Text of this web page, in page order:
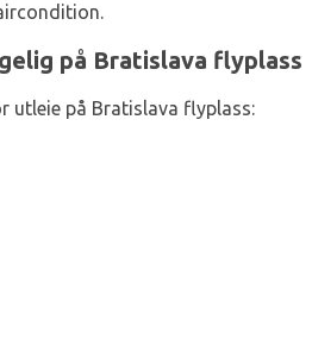
på Bratislava flyplass
utleie på Bratislava flyplass: